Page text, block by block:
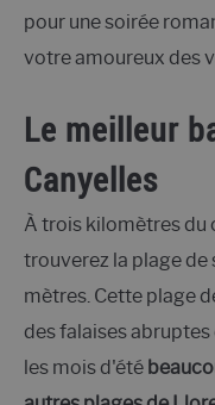
pour une soirée
votre amoureux des
Le meilleur
Canyelles
À trois kilomètres du
trouverez la plage de
mètres. Cette plage
des falaises
les mois d'été